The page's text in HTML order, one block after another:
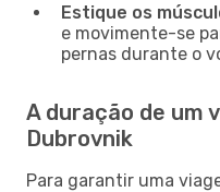
Estique os
e movimente-se
pernas durante o
A duração de um
Dubrovnik
Para garantir uma